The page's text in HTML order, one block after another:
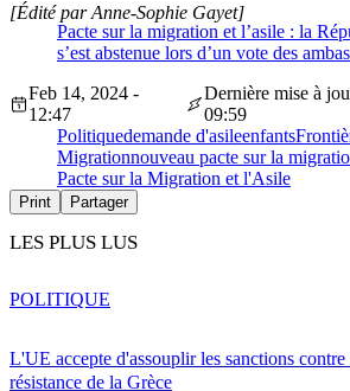
Pacte sur la migration et l’asile : la
s’est abstenue lors d’un vote des
[Édité par Anne-Sophie Gayet]
Feb 14, 2024 -
12:47
Dernière mise à
09:59
Politiquedemande d'asileenfants
Migrationnouveau pacte sur la
Pacte sur la Migration et l'Asile
Print Partager
LES PLUS LUS
L'UE accepte d'assouplir les sanctions contre
résistance de la Grèce
POLITIQUE